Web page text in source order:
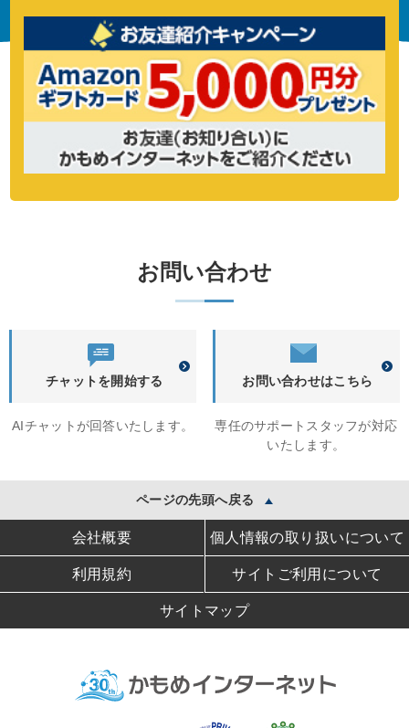
お問い合わせ
チャットを開始する
AIチャットが回答いたします。
お問い合わせはこちら
専任のサポートスタッフが対応
いたします。
ページの先頭へ戻る
会社概要 個人情報の取り扱いについて
利用規約 サイトご利用について
サイトマップ